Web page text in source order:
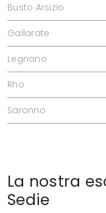
Busto Arsizio
Gallarate
Legnano
Rho
Saronno
La nostra
Sedie